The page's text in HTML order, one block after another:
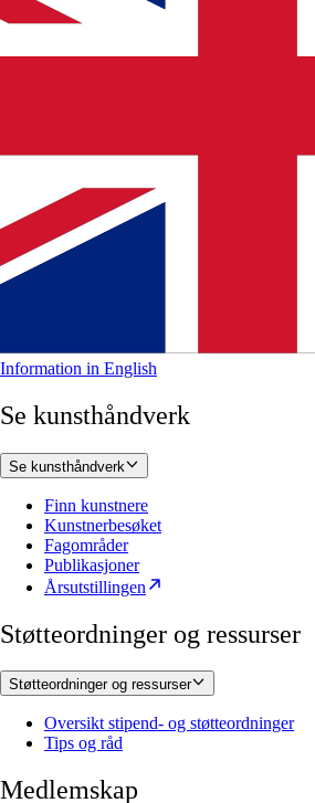
Information in English
Se kunsthåndverk
Se kunsthåndverk
Finn kunstnere
Kunstnerbesøket
Fagområder
Publikasjoner
Årsutstillingen
Støtteordninger og ressurser
Støtteordninger og ressurser
Oversikt stipend- og støtteordninger
Tips og råd
Medlemskap